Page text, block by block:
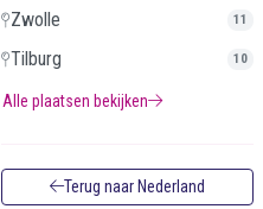
Zwolle 11
Tilburg 10
Alle plaatsen bekijken
Terug naar Nederland